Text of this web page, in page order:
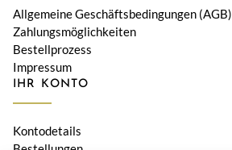
Allgemeine Geschäftsbedingungen (AGB)
Zahlungsmöglichkeiten
Bestellprozess
Impressum
IHR KONTO
Kontodetails